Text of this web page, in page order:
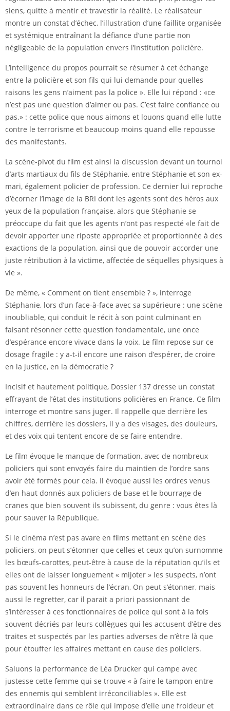
siens, quitte à mentir et travestir la réalité. Le réalisateur
montre un constat d’échec, l’illustration d’une faillite organisée
et systémique entraînant la défiance d’une partie non
négligeable de la population envers l’institution policière.
L’intelligence du propos pourrait se résumer à cet échange
entre la policière et son fils qui lui demande pour quelles
raisons les gens n’aiment pas la police ». Elle lui répond : «ce
n’est pas une question d’aimer ou pas. C’est faire confiance ou
pas.» : cette police que nous aimons et louons quand elle lutte
contre le terrorisme et beaucoup moins quand elle repousse
des manifestants.
La scène-pivot du film est ainsi la discussion devant un tournoi
d’arts martiaux du fils de Stéphanie, entre Stéphanie et son ex-
mari, également policier de profession. Ce dernier lui reproche
d’écorner l’image de la BRI dont les agents sont des héros aux
yeux de la population française, alors que Stéphanie se
préoccupe du fait que les agents n’ont pas respecté «le fait de
devoir apporter une riposte appropriée et proportionnée à des
exactions de la population, ainsi que de pouvoir accorder une
juste rétribution à la victime, affectée de séquelles physiques à
vie ».
De même, « Comment on tient ensemble ? », interroge
Stéphanie, lors d’un face-à-face avec sa supérieure : une scène
inoubliable, qui conduit le récit à son point culminant en
faisant résonner cette question fondamentale, une once
d’espérance encore vivace dans la voix. Le film repose sur ce
dosage fragile : y a-t-il encore une raison d’espérer, de croire
en la justice, en la démocratie ?
Incisif et hautement politique, Dossier 137 dresse un constat
effrayant de l’état des institutions policières en France. Ce film
interroge et montre sans juger. Il rappelle que derrière les
chiffres, derrière les dossiers, il y a des visages, des douleurs,
et des voix qui tentent encore de se faire entendre.
Le film évoque le manque de formation, avec de nombreux
policiers qui sont envoyés faire du maintien de l’ordre sans
avoir été formés pour cela. Il évoque aussi les ordres venus
d’en haut donnés aux policiers de base et le bourrage de
cranes que bien souvent ils subissent, du genre : vous êtes là
pour sauver la République.
Si le cinéma n’est pas avare en films mettant en scène des
policiers, on peut s’étonner que celles et ceux qu’on surnomme
les bœufs-carottes, peut-être à cause de la réputation qu’ils et
elles ont de laisser longuement « mijoter » les suspects, n’ont
pas souvent les honneurs de l’écran, On peut s’étonner, mais
aussi le regretter, car il parait a priori passionnant de
s’intéresser à ces fonctionnaires de police qui sont à la fois
souvent décriés par leurs collègues qui les accusent d’être des
traites et suspectés par les parties adverses de n’être là que
pour étouffer les affaires mettant en cause des policiers.
Saluons la performance de Léa Drucker qui campe avec
justesse cette femme qui se trouve « à faire le tampon entre
des ennemis qui semblent irréconciliables ». Elle est
extraordinaire dans ce rôle qui impose d’elle une froideur et